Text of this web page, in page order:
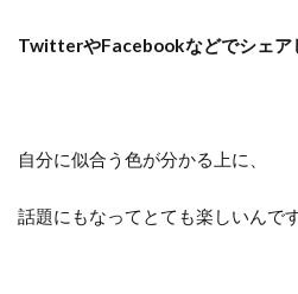
TwitterやFacebookなどでシェア
自分に似合う色が分かる上に、
話題にもなってとても楽しいんです